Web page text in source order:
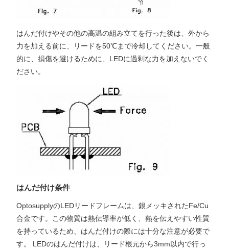
はんだ付けやその他の高温の組み立てを行った後は、外から
力を加える前に、リードを50℃まで冷却してください。一般
的に、損傷を避けるために、LEDに過剰な力を加えないでく
ださい。
はんだ付け条件
OptosupplyのLEDリードフレームは、銀メッキされたFe/Cu
合金です。この物質は熱伝導率が低く、熱を伝えやすい性質
を持っているため、はんだ付けの際には十分な注意が必要で
す。 LEDのはんだ付けは、リード根元から3mm以内で行っ